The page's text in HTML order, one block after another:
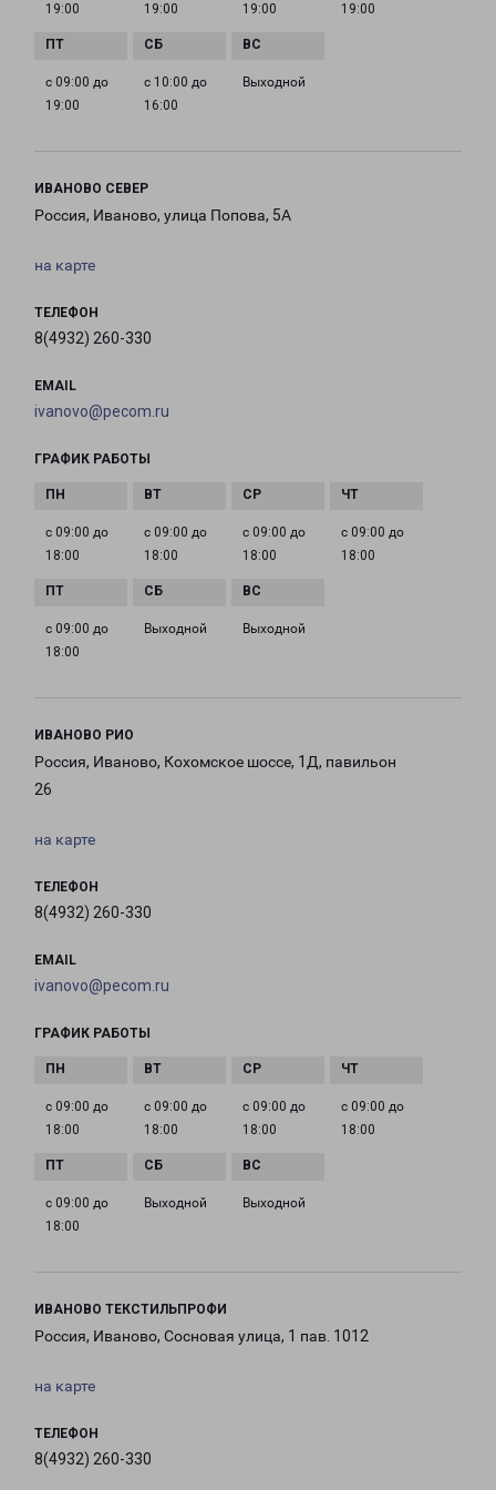
19:00 19:00 19:00 19:00
с 09:00 до
19:00
с 10:00 до
16:00
Выходной
ИВАНОВО СЕВЕР
Россия, Иваново, улица Попова, 5А
на карте
ТЕЛЕФОН
8(4932) 260-330
EMAIL
ivanovo@pecom.ru
ГРАФИК РАБОТЫ
с 09:00 до
18:00
с 09:00 до
18:00
с 09:00 до
18:00
с 09:00 до
18:00
с 09:00 до
18:00
Выходной Выходной
ИВАНОВО РИО
Россия, Иваново, Кохомское шоссе, 1Д, павильон
26
на карте
ТЕЛЕФОН
8(4932) 260-330
EMAIL
ivanovo@pecom.ru
ГРАФИК РАБОТЫ
с 09:00 до
18:00
с 09:00 до
18:00
с 09:00 до
18:00
с 09:00 до
18:00
с 09:00 до
18:00
Выходной Выходной
ИВАНОВО ТЕКСТИЛЬПРОФИ
Россия, Иваново, Сосновая улица, 1 пав. 1012
на карте
ТЕЛЕФОН
8(4932) 260-330